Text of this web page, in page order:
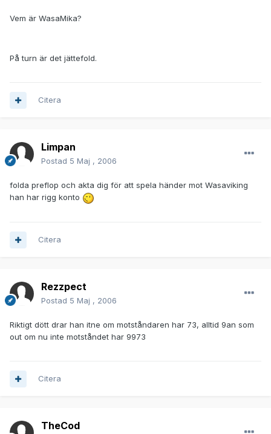
Vem är WasaMika?
På turn är det jättefold.
Citera
Limpan
Postad 5 Maj , 2006
folda preflop och akta dig för att spela händer mot Wasaviking
han har rigg konto
Citera
Rezzpect
Postad 5 Maj , 2006
Riktigt dött drar han itne om motståndaren har 73, alltid 9an som
out om nu inte motståndet har 9973
Citera
TheCod